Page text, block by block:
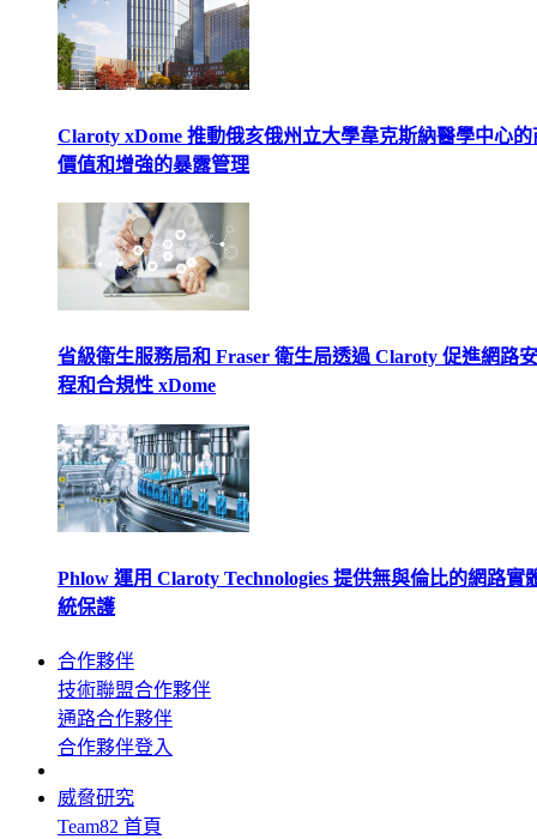
Claroty xDome 推動俄亥俄州立大學韋克斯納醫學中心的
價值和增強的暴露管理
省級衛生服務局和 Fraser 衛生局透過 Claroty 促進網路
程和合規性 xDome
Phlow 運用 Claroty Technologies 提供無與倫比的網路實
統保護
合作夥伴
技術聯盟合作夥伴
通路合作夥伴
合作夥伴登入
威脅研究
Team82 首頁